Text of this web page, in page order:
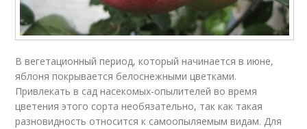
В вегетационный период, который начинается в июне,
яблоня покрывается белоснежными цветками.
Привлекать в сад насекомых-опылителей во время
цветения этого сорта необязательно, так как такая
разновидность относится к самоопыляемым видам. Для